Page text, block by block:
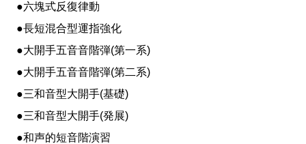
●六塊式反復律動
●長短混合型運指強化
●大開手五音音階弾(第一系)
●大開手五音音階弾(第二系)
●三和音型大開手(基礎)
●三和音型大開手(発展)
●和声的短音階演習